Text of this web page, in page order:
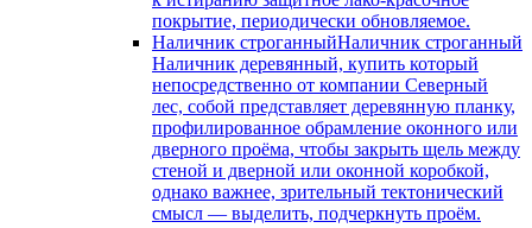
покрытие, периодически обновляемое.
Наличник строганныйНаличник строганный
Наличник деревянный, купить который
непосредственно от компании Северный
лес, собой представляет деревянную планку,
профилированное обрамление оконного или
дверного проёма, чтобы закрыть щель между
стеной и дверной или оконной коробкой,
однако важнее, зрительный тектонический
смысл — выделить, подчеркнуть проём.